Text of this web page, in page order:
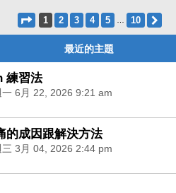
第1 頁 (共 頁)
1 2 3 4 5 10
最近的主題
練習法
一 6月 22, 2026 9:21 am
的成因跟解決方法
三 3月 04, 2026 2:44 pm